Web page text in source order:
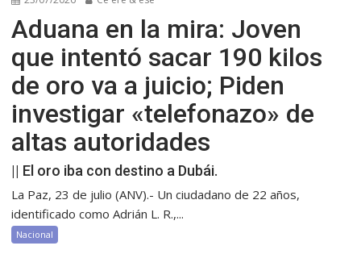
Aduana en la mira: Joven
que intentó sacar 190 kilos
de oro va a juicio; Piden
investigar «telefonazo» de
altas autoridades
|| El oro iba con destino a Dubái.
La Paz, 23 de julio (ANV).- Un ciudadano de 22 años,
identificado como Adrián L. R.,...
Nacional